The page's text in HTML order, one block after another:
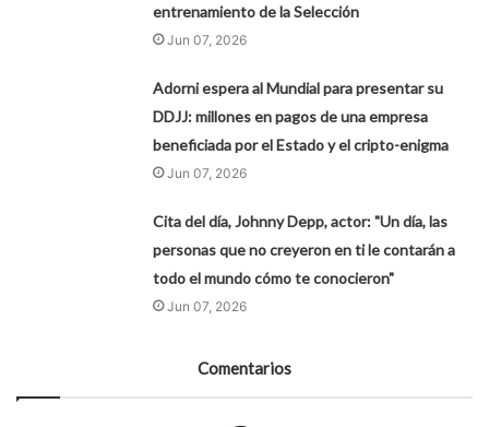
entrenamiento de la Selección
Jun 07, 2026
Adorni espera al Mundial para presentar su
DDJJ: millones en pagos de una empresa
beneficiada por el Estado y el cripto-enigma
Jun 07, 2026
Cita del día, Johnny Depp, actor: "Un día, las
personas que no creyeron en ti le contarán a
todo el mundo cómo te conocieron"
Jun 07, 2026
Comentarios